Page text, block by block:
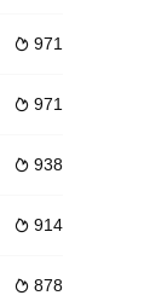
。青檬被守护使者
 971
 971
 938
 914
 878